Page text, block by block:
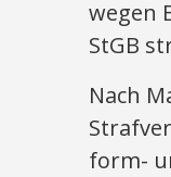
wegen
StGB
Nach
form-